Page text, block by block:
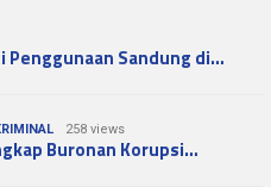
Penggunaan Sandung di…
258 views
Buronan Korupsi…